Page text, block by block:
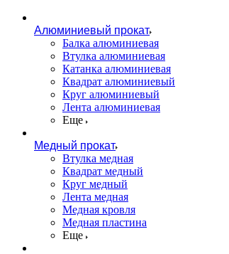
Алюминиевый прокат
Балка алюминиевая
Втулка алюминиевая
Катанка алюминиевая
Квадрат алюминиевый
Круг алюминиевый
Лента алюминиевая
Еще
Медный прокат
Втулка медная
Квадрат медный
Круг медный
Лента медная
Медная кровля
Медная пластина
Еще